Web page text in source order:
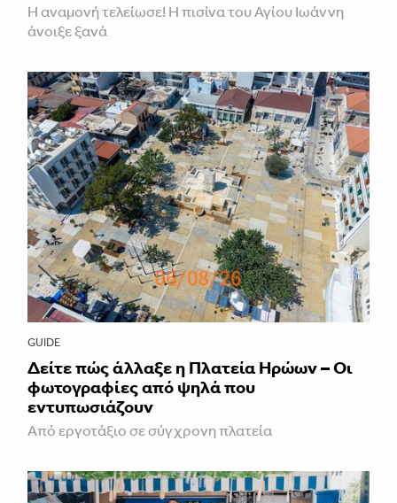
Η αναμονή τελείωσε! Η πισίνα του Αγίου Ιωάννη
άνοιξε ξανά
GUIDE
Δείτε πώς άλλαξε η Πλατεία Ηρώων – Οι
φωτογραφίες από ψηλά που
εντυπωσιάζουν
Από εργοτάξιο σε σύγχρονη πλατεία